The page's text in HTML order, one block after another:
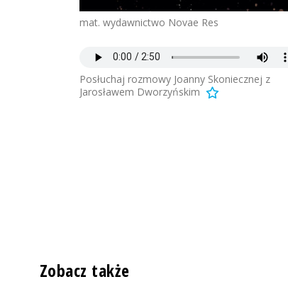
mat. wydawnictwo Novae Res
Posłuchaj rozmowy Joanny Skoniecznej z
Jarosławem Dworzyńskim
Zobacz także